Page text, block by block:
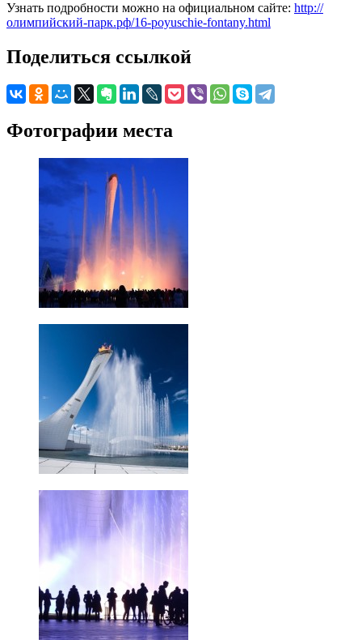
Узнать подробности можно на официальном сайте: http://
олимпийский-парк.рф/16-poyuschie-fontany.html
Поделиться ссылкой
Фотографии места